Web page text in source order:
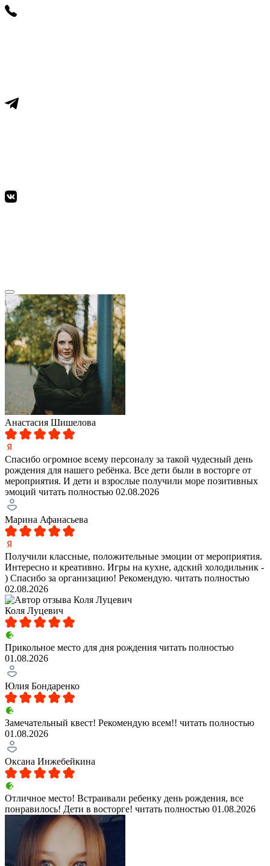
Анастасия Шишелова
Спасибо огромное всему персоналу за такой чудесный день
рождения для нашего ребёнка. Все дети были в восторге от
мероприятия. И дети и взрослые получили море позитивных
эмоций читать полностью 02.08.2026
Марина Афанасьева
Получили классные, положительные эмоции от мероприятия.
Интересно и креативно. Игры на кухне, адский холодильник -
) Спасибо за организацию! Рекомендую. читать полностью
02.08.2026
Коля Луцевич
Прикольное место для дня рождения читать полностью
01.08.2026
Юлия Бондаренко
Замечательный квест! Рекомендую всем!! читать полностью
01.08.2026
Оксана Инжебейкина
Отличное место! Встраивали ребенку день рождения, все
понравилось! Дети в восторге! читать полностью 01.08.2026